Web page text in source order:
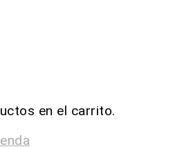
en el carrito.